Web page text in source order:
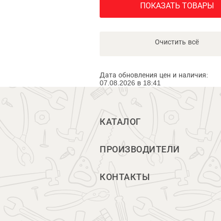
ПОКАЗАТЬ ТОВАРЫ
Очистить всё
Дата обновления цен и наличия:
07.08.2026 в 18:41
КАТАЛОГ
ПРОИЗВОДИТЕЛИ
КОНТАКТЫ